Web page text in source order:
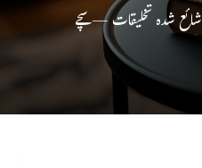
شائع شدہ تخلیقات — سچے